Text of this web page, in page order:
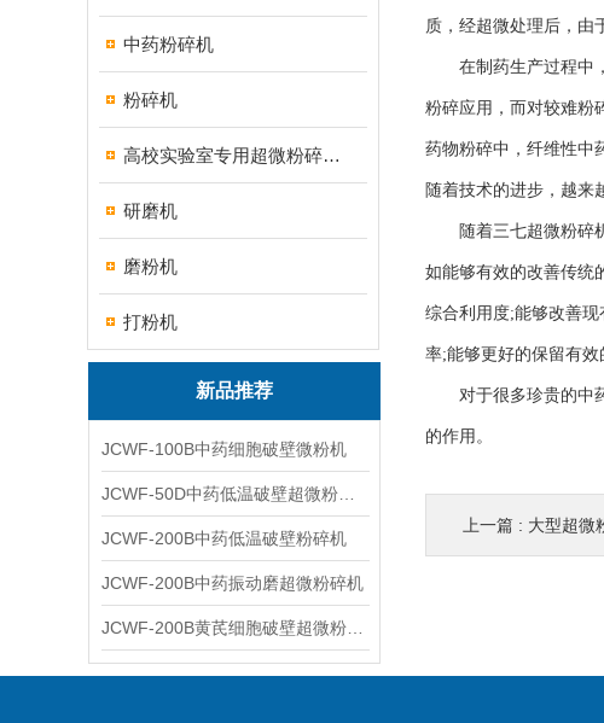
中药粉碎机
粉碎机
高校实验室专用超微粉碎机设备
研磨机
磨粉机
打粉机
新品推荐
JCWF-100B中药细胞破壁微粉机
JCWF-200B中药低温破壁粉碎机
JCWF-200B中药振动磨超微粉碎机
质，经超微处理后，由
在制药生产过程中，
粉碎应用，而对较难粉
药物粉碎中，纤维性中
随着技术的进步，越来
随着三七超微粉碎机
如能够有效的改善传统
综合利用度;能够改善
率;能够更好的保留有效
对于很多珍贵的中药
的作用。
上一篇 : 大型超微